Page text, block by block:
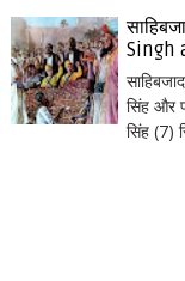
Singh
सिंह और
सिंह (7)